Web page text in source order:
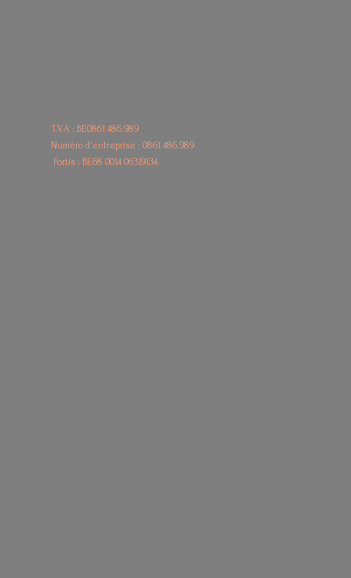
T.V.A : BE0861.486.989
Numéro d'entreprise : 0861.486.989
Fortis : BE680014 06319134.